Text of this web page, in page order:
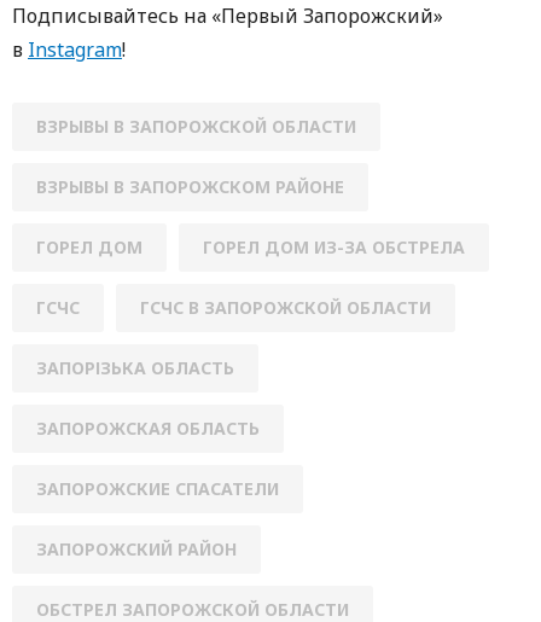
Подписывайтесь на «Первый Запорожский»
в Instagram!
ВЗРЫВЫ В ЗАПОРОЖСКОЙ ОБЛАСТИ
ВЗРЫВЫ В ЗАПОРОЖСКОМ РАЙОНЕ
ГОРЕЛ ДОМ ГОРЕЛ ДОМ ИЗ-ЗА ОБСТРЕЛА
ГСЧС ГСЧС В ЗАПОРОЖСКОЙ ОБЛАСТИ
ЗАПОРІЗЬКА ОБЛАСТЬ
ЗАПОРОЖСКАЯ ОБЛАСТЬ
ЗАПОРОЖСКИЕ СПАСАТЕЛИ
ЗАПОРОЖСКИЙ РАЙОН
ОБСТРЕЛ ЗАПОРОЖСКОЙ ОБЛАСТИ